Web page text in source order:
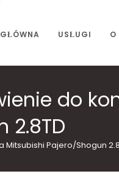
USŁUGI O
do
2.8TD
Pajero/Shogun